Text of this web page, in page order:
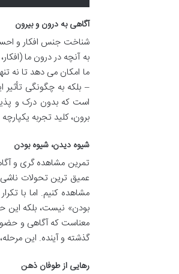
آگاهی به درون و بیرون
شناخت جنس افکار و
به آنچه در درون ما
ما امکان می دهد تا نه
– بلکه به چگونگی تأثیر
است که بدون درک و
برون، کلید تجربه
شیوه دیدن، شیوه بودن
تمرین مشاهده گری و
عمیق ترین تحولات ناشی
مشاهده کنیم. اما با
بودن» نیست، بلکه این
معناست که آگاهی و
گذشته و آینده. این
رهایی از طوفان ذهن